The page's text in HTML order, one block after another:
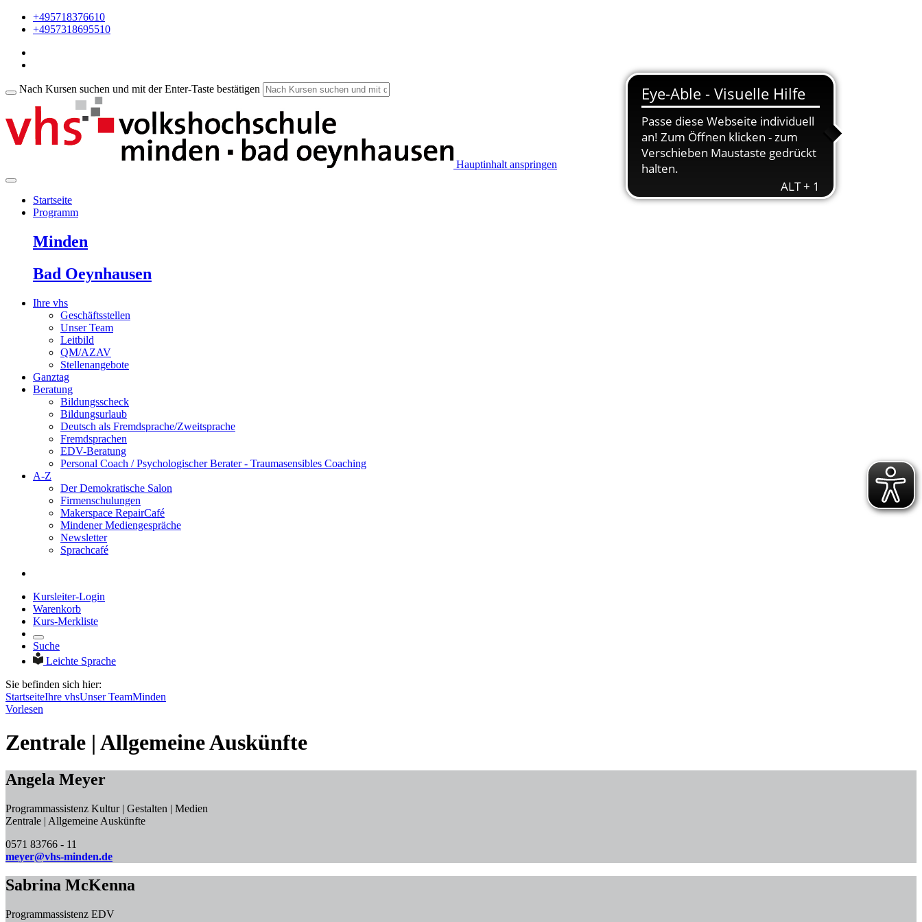
+495718376610
+4957318695510
Nach Kursen suchen und mit der Enter-Taste bestätigen
Hauptinhalt anspringen
Startseite
Programm
Minden
Bad Oeynhausen
Ihre vhs
Geschäftsstellen
Unser Team
Leitbild
QM/AZAV
Stellenangebote
Ganztag
Beratung
Bildungsscheck
Bildungsurlaub
Deutsch als Fremdsprache/Zweitsprache
Fremdsprachen
EDV-Beratung
Personal Coach / Psychologischer Berater - Traumasensibles Coaching
A-Z
Der Demokratische Salon
Firmenschulungen
Makerspace RepairCafé
Mindener Mediengespräche
Newsletter
Sprachcafé
Kursleiter-Login
Warenkorb
Kurs-Merkliste
Suche
Leichte Sprache
Sie befinden sich hier:
StartseiteIhre vhsUnser TeamMinden
Vorlesen
Zentrale | Allgemeine Auskünfte
Angela Meyer
Programmassistenz Kultur | Gestalten | Medien
Zentrale | Allgemeine Auskünfte
0571 83766 - 11
meyer@vhs-minden.de
Sabrina McKenna
Programmassistenz EDV